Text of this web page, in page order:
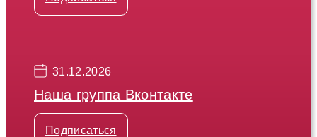
31.12.2026
Наша группа Вконтакте
Подписаться